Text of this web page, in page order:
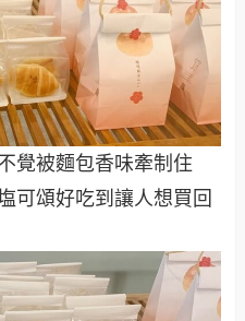
覺被麵包香味牽制住
可頌好吃到讓人想買回